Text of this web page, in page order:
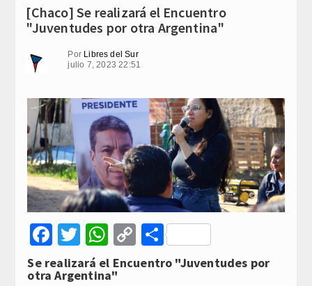
[Chaco] Se realizará el Encuentro
"Juventudes por otra Argentina"
Por Libres del Sur
julio 7, 2023 22:51
Facebook
Twitter
WhatsApp
Copy
Link
Compartir
Se realizará el Encuentro "Juventudes por
otra Argentina"